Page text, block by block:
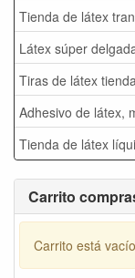
Tienda de látex
Látex súper
Tiras de látex tienda
Adhesivo de látex,
Tienda de látex
Carrito
Carrito está vacío